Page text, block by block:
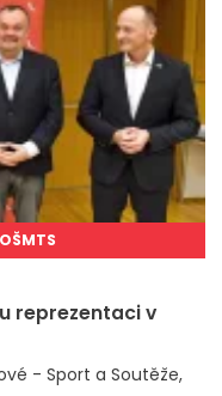
reprezentaci v
- Sport a Soutěže